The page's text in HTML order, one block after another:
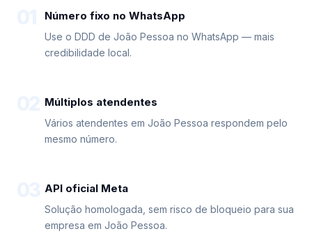
Número fixo no WhatsApp
Use o DDD de João Pessoa no WhatsApp — mais
credibilidade local.
Múltiplos atendentes
Vários atendentes em João Pessoa respondem pelo
mesmo número.
API oficial Meta
Solução homologada, sem risco de bloqueio para sua
empresa em João Pessoa.